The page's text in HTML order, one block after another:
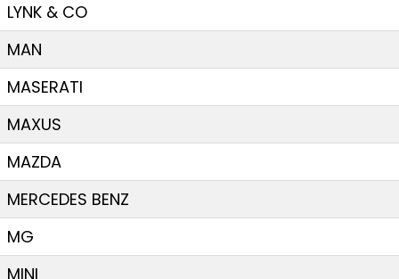
LYNK & CO
MAN
MASERATI
MAXUS
MAZDA
MERCEDES BENZ
MG
MINI